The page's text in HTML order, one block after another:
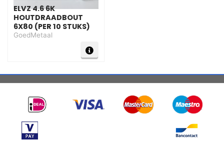
ELVZ 4.6 6K
HOUTDRAADBOUT
6X80 (PER 10 STUKS)
GoedMetaal